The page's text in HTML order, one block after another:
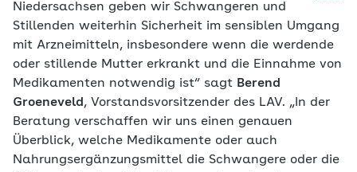
Niedersachsen geben wir Schwangeren und
Stillenden weiterhin Sicherheit im sensiblen Umgang
mit Arzneimitteln, insbesondere wenn die werdende
oder stillende Mutter erkrankt und die Einnahme von
Medikamenten notwendig ist“ sagt Berend
Groeneveld , Vorstandsvorsitzender des LAV. „In der
Beratung verschaffen wir uns einen genauen
Überblick, welche Medikamente oder auch
Nahrungsergänzungsmittel die Schwangere oder die